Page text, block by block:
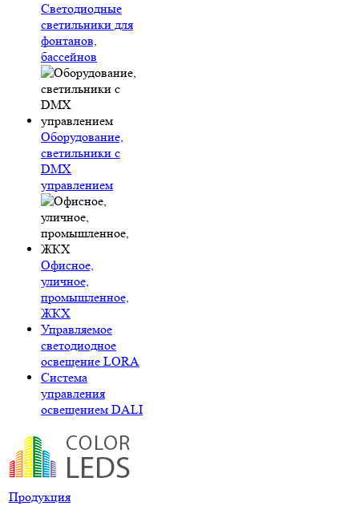
Светодиодные
светильники для
фонтанов,
бассейнов
Оборудование,
светильники с
DMX
управлением
Офисное,
уличное,
промышленное,
ЖКХ
Управляемое
светодиодное
освещение LORA
Система
управления
освещением DALI
Продукция